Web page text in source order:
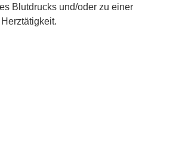
Blutdrucks und/oder zu einer